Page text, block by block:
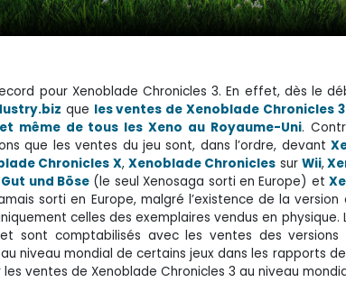
pour Xenoblade Chronicles 3. En effet, dès le
que les ventes de Xenoblade Chronicles
même de tous les Xeno au Royaume-Uni.
que les ventes du jeu sont, dans l’ordre, devant
Chronicles X, Xenoblade Chronicles sur Wii,
und Böse (le seul Xenosaga sorti en Europe) et
sorti en Europe, malgré l’existence de la
celles des exemplaires vendus en physique.
sont comptabilisés avec les ventes des versions
niveau mondial de certains jeux dans les rapports
ventes de Xenoblade Chronicles 3 au niveau